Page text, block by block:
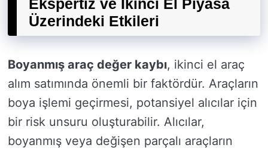
Ekspertiz ve İkinci El Piyasa
Üzerindeki Etkileri
Boyanmış araç değer kaybı, ikinci el araç
alım satımında önemli bir faktördür. Araçların
boya işlemi geçirmesi, potansiyel alıcılar için
bir risk unsuru oluşturabilir. Alıcılar,
boyanmış veya değişen parçalı araçların